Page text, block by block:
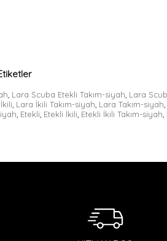
, Lara Scuba Etekli Takım-siyah, Lara
, Lara İkili Takım-siyah, Lara Takım-siyah,
, Etekli, Etekli İkili, Etekli İkili Takım-siyah,